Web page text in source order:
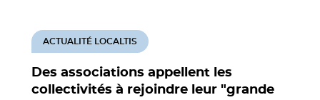
Des associations appellent les
collectivités à rejoindre leur "grande
ACTUALITÉ LOCALTIS